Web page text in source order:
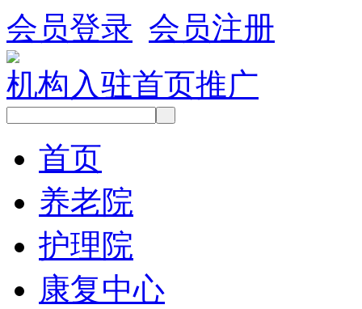
会员登录 会员注册
机构入驻首页推广
首页
养老院
护理院
康复中心